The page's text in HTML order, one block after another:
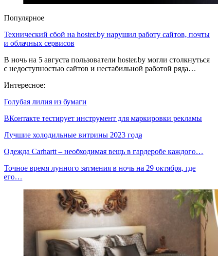
Популярное
Технический сбой на hoster.by нарушил работу сайтов, почты
и облачных сервисов
В ночь на 5 августа пользователи hoster.by могли столкнуться
с недоступностью сайтов и нестабильной работой ряда…
Интересное:
Голубая лилия из бумаги
ВКонтакте тестирует инструмент для маркировки рекламы
Лучшие холодильные витрины 2023 года
Одежда Carhartt – необходимая вещь в гардеробе каждого…
Точное время лунного затмения в ночь на 29 октября, где
его…